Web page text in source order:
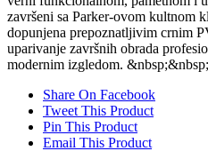
završeni sa Parker-ovom kultnom
dopunjena prepoznatljivim crnim
uparivanje završnih obrada
modernim izgledom. &nbsp;&nbsp;
Share On Facebook
Tweet This Product
Pin This Product
Email This Product